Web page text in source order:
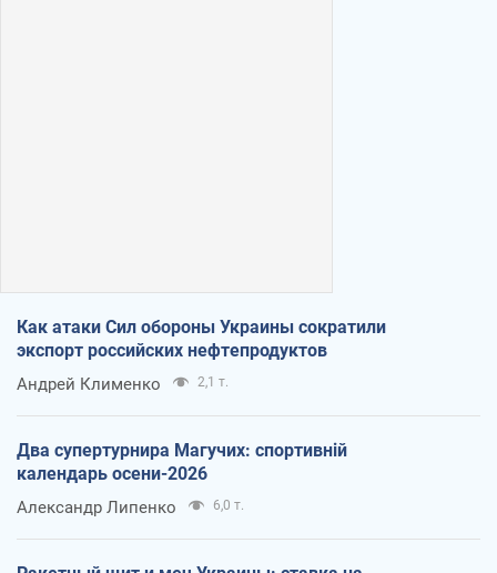
Как атаки Сил обороны Украины сократили
экспорт российских нефтепродуктов
Андрей Клименко 2,1 т.
Два супертурнира Магучих: спортивній
календарь осени-2026
Александр Липенко 6,0 т.